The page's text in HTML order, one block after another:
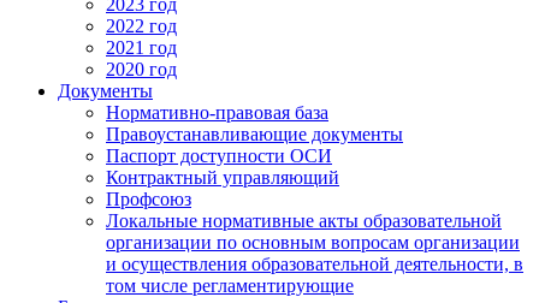
2023 год
2022 год
2021 год
2020 год
Документы
Нормативно-правовая база
Правоустанавливающие документы
Паспорт доступности ОСИ
Контрактный управляющий
Профсоюз
Локальные нормативные акты образовательной
организации по основным вопросам организации
и осуществления образовательной деятельности, в
том числе регламентирующие